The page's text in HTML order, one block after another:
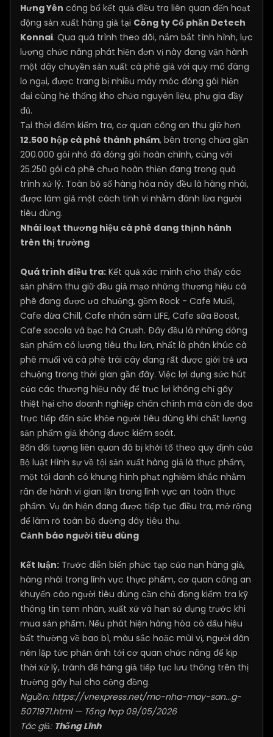
Hưng Yên công bố kết quả điều tra liên quan đến hoạt
động sản xuất hàng giả tại Công ty Cổ phần Detech
Konnai. Qua quá trình theo dõi, nắm bắt tình hình, lực
lượng chức năng phát hiện đơn vị này đang vận hành
một dây chuyền sản xuất cà phê giả với quy mô đáng
lo ngại, được trang bị nhiều máy móc đóng gói hiện
đại cùng hệ thống kho chứa nguyên liệu, phụ gia đầy
đủ.
Tại thời điểm kiểm tra, cơ quan công an thu giữ hơn
12.500 hộp cà phê thành phẩm, bên trong chứa gần
200.000 gói nhỏ đã đóng gói hoàn chỉnh, cùng với
25.250 gói cà phê chưa hoàn thiện đang trong quá
trình xử lý. Toàn bộ số hàng hóa này đều là hàng nhái,
được làm giả một cách tinh vi nhằm đánh lừa người
tiêu dùng.
Nhái loạt thương hiệu cà phê đang thịnh hành
trên thị trường
Quá trình điều tra: Kết quả xác minh cho thấy các
sản phẩm thu giữ đều giả mạo những thương hiệu cà
phê đang được ưa chuộng, gồm Rock - Cafe Muối,
Cafe dừa Chill, Cafe nhân sâm LIFE, Cafe sữa Boost,
Cafe socola và bạc hà Crush. Đây đều là những dòng
sản phẩm có lượng tiêu thụ lớn, nhất là phân khúc cà
phê muối và cà phê trái cây đang rất được giới trẻ ưa
chuộng trong thời gian gần đây. Việc lợi dụng sức hút
của các thương hiệu này để trục lợi không chỉ gây
thiệt hại cho doanh nghiệp chân chính mà còn đe dọa
trực tiếp đến sức khỏe người tiêu dùng khi chất lượng
sản phẩm giả không được kiểm soát.
Bốn đối tượng liên quan đã bị khởi tố theo quy định của
Bộ luật Hình sự về tội sản xuất hàng giả là thực phẩm,
một tội danh có khung hình phạt nghiêm khắc nhằm
răn đe hành vi gian lận trong lĩnh vực an toàn thực
phẩm. Vụ án hiện đang được tiếp tục điều tra, mở rộng
để làm rõ toàn bộ đường dây tiêu thụ.
Cảnh báo người tiêu dùng
Kết luận: Trước diễn biến phức tạp của nạn hàng giả,
hàng nhái trong lĩnh vực thực phẩm, cơ quan công an
khuyến cáo người tiêu dùng cần chủ động kiểm tra kỹ
thông tin tem nhãn, xuất xứ và hạn sử dụng trước khi
mua sản phẩm. Nếu phát hiện hàng hóa có dấu hiệu
bất thường về bao bì, màu sắc hoặc mùi vị, người dân
nên lập tức phản ánh tới cơ quan chức năng để kịp
thời xử lý, tránh để hàng giả tiếp tục lưu thông trên thị
trường gây hại cho cộng đồng.
Nguồn: https://vnexpress.net/mo-nha-may-san...g-
5071971.html— Tổng hợp 09/05/2026
Tác giả: Thống Lĩnh